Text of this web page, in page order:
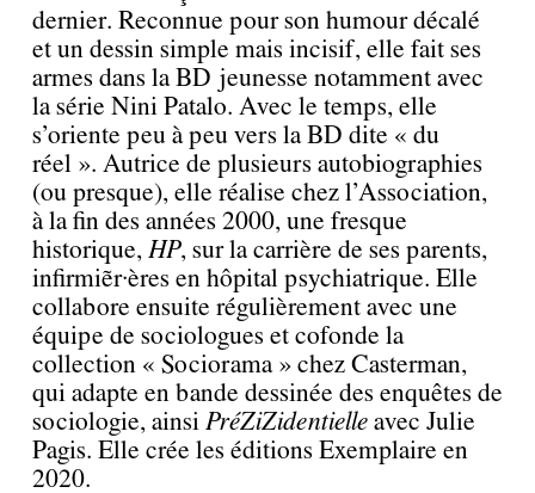
dernier. Reconnue pour son humour décalé
et un dessin simple mais incisif, elle fait ses
armes dans la BD jeunesse notamment avec
la série Nini Patalo. Avec le temps, elle
s’oriente peu à peu vers la BD dite « du
réel ». Autrice de plusieurs autobiographies
(ou presque), elle réalise chez l’Association,
à la fin des années 2000, une fresque
historique, HP, sur la carrière de ses parents,
infirmier·ères en hôpital psychiatrique. Elle
collabore ensuite régulièrement avec une
équipe de sociologues et cofonde la
collection « Sociorama » chez Casterman,
qui adapte en bande dessinée des enquêtes de
sociologie, ainsi PréZiZidentielleavec Julie
Pagis. Elle crée les éditions Exemplaire en
2020.